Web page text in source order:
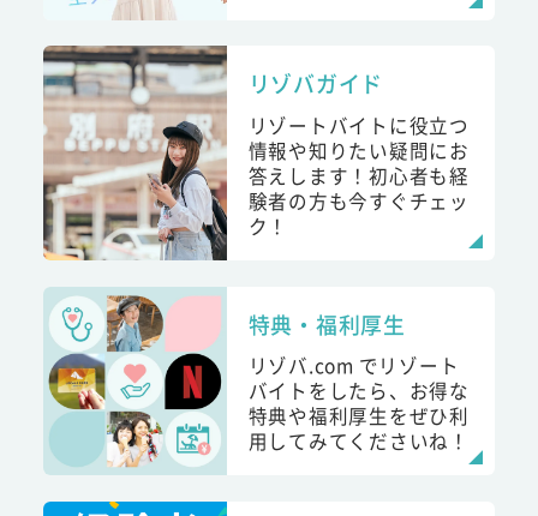
リゾバガイド
リゾートバイトに役立つ
情報や知りたい疑問にお
答えします！初心者も経
験者の方も今すぐチェッ
ク！
特典・福利厚生
リゾバ.com でリゾート
バイトをしたら、お得な
特典や福利厚生をぜひ利
用してみてくださいね！